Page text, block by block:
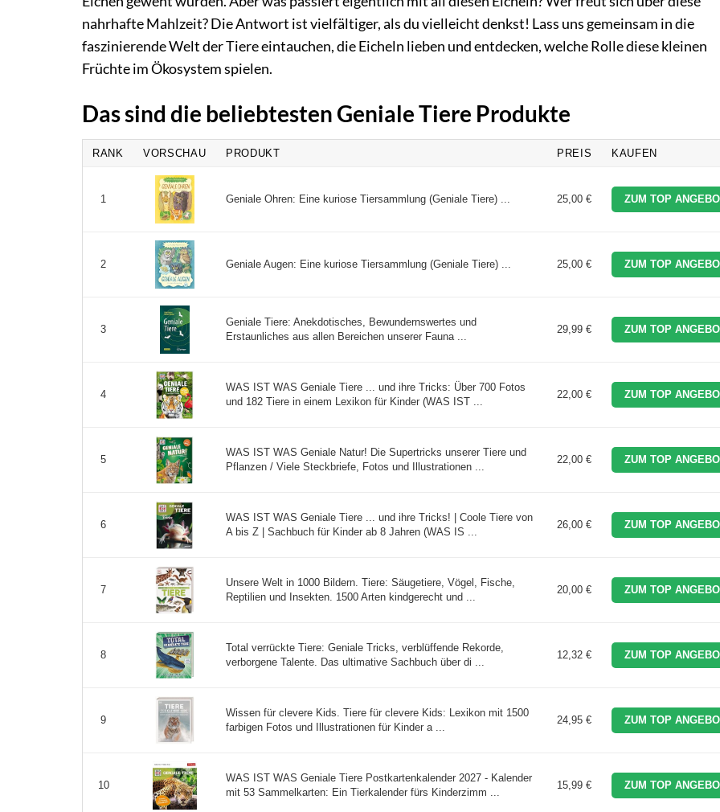
nahrhafte Mahlzeit? Die Antwort ist vielfältiger, als du vielleicht denkst! Lass uns gemeinsam in die
faszinierende Welt der Tiere eintauchen, die Eicheln lieben und entdecken, welche Rolle diese kleinen
Früchte im Ökosystem spielen.
Das sind die beliebtesten Geniale Tiere Produkte
RANK VORSCHAU PRODUKT PREIS KAUFEN
1 Geniale Ohren: Eine kuriose Tiersammlung (Geniale Tiere) ... 25,00 € ZUM TOP
2 Geniale Augen: Eine kuriose Tiersammlung (Geniale Tiere) ... 25,00 € ZUM TOP
3
Geniale Tiere: Anekdotisches, Bewundernswertes und
Erstaunliches aus allen Bereichen unserer Fauna ...
29,99 € ZUM TOP
4
WAS IST WAS Geniale Tiere ... und ihre Tricks: Über 700 Fotos
und 182 Tiere in einem Lexikon für Kinder (WAS IST ...
22,00 € ZUM TOP
5
WAS IST WAS Geniale Natur! Die Supertricks unserer Tiere und
Pflanzen / Viele Steckbriefe, Fotos und Illustrationen ...
22,00 € ZUM TOP
6
WAS IST WAS Geniale Tiere ... und ihre Tricks! | Coole Tiere von
A bis Z | Sachbuch für Kinder ab 8 Jahren (WAS IS ...
26,00 € ZUM TOP
7
Unsere Welt in 1000 Bildern. Tiere: Säugetiere, Vögel, Fische,
Reptilien und Insekten. 1500 Arten kindgerecht und ...
20,00 € ZUM TOP
8
Total verrückte Tiere: Geniale Tricks, verblüffende Rekorde,
verborgene Talente. Das ultimative Sachbuch über di ...
12,32 € ZUM TOP
9
Wissen für clevere Kids. Tiere für clevere Kids: Lexikon mit 1500
farbigen Fotos und Illustrationen für Kinder a ...
24,95 € ZUM TOP
10
WAS IST WAS Geniale Tiere Postkartenkalender 2027 - Kalender
mit 53 Sammelkarten: Ein Tierkalender fürs Kinderzimm ...
15,99 € ZUM TOP